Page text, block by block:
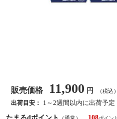
販売価格 11,900 円 （税込）
出荷目安：
1～2週間以内に出荷予定